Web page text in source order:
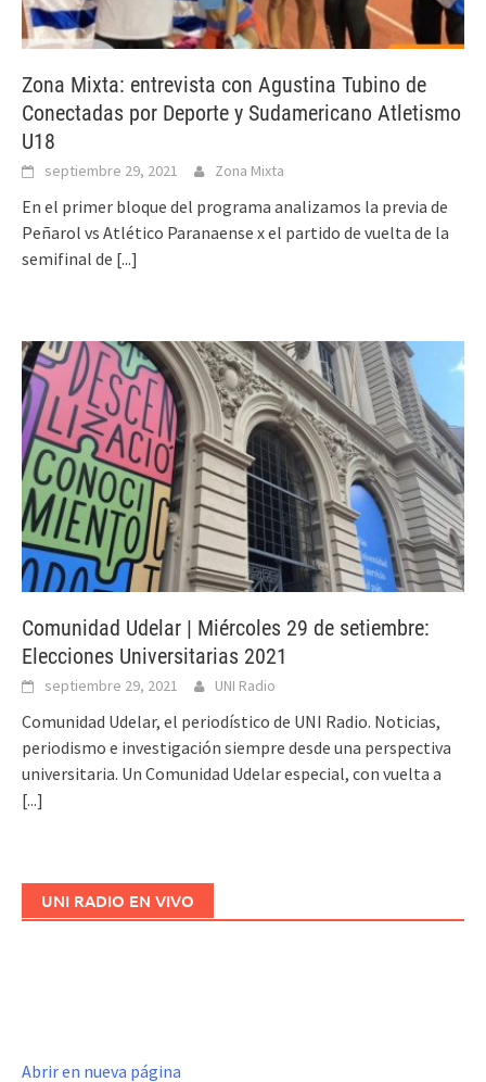
Zona Mixta: entrevista con Agustina Tubino de
Conectadas por Deporte y Sudamericano Atletismo
U18
septiembre 29, 2021 Zona Mixta
En el primer bloque del programa analizamos la previa de
Peñarol vs Atlético Paranaense x el partido de vuelta de la
semifinal de [...]
Comunidad Udelar | Miércoles 29 de setiembre:
Elecciones Universitarias 2021
septiembre 29, 2021 UNI Radio
Comunidad Udelar, el periodístico de UNI Radio. Noticias,
periodismo e investigación siempre desde una perspectiva
universitaria. Un Comunidad Udelar especial, con vuelta a
[...]
UNI RADIO EN VIVO
Abrir en nueva página